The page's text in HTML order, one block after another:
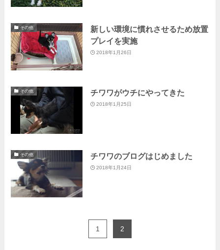
その他
新しい環境に慣れさせるため放置
プレイを実施
2018年1月26日
その他 チワワがウチにやってきた
2018年1月25日
その他 チワワのブログはじめました
2018年1月24日
1 2